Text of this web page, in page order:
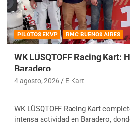
PILOTOS EKVP RMC BUENOS AIRES
WK LÜSQTOFF Racing Kart:
Baradero
4 agosto, 2026 E-Kart
WK LÜSQTOFF Racing Kart
intensa actividad en Baradero,
COBERTURA ESPECIAL DE E-
08/09-AGO